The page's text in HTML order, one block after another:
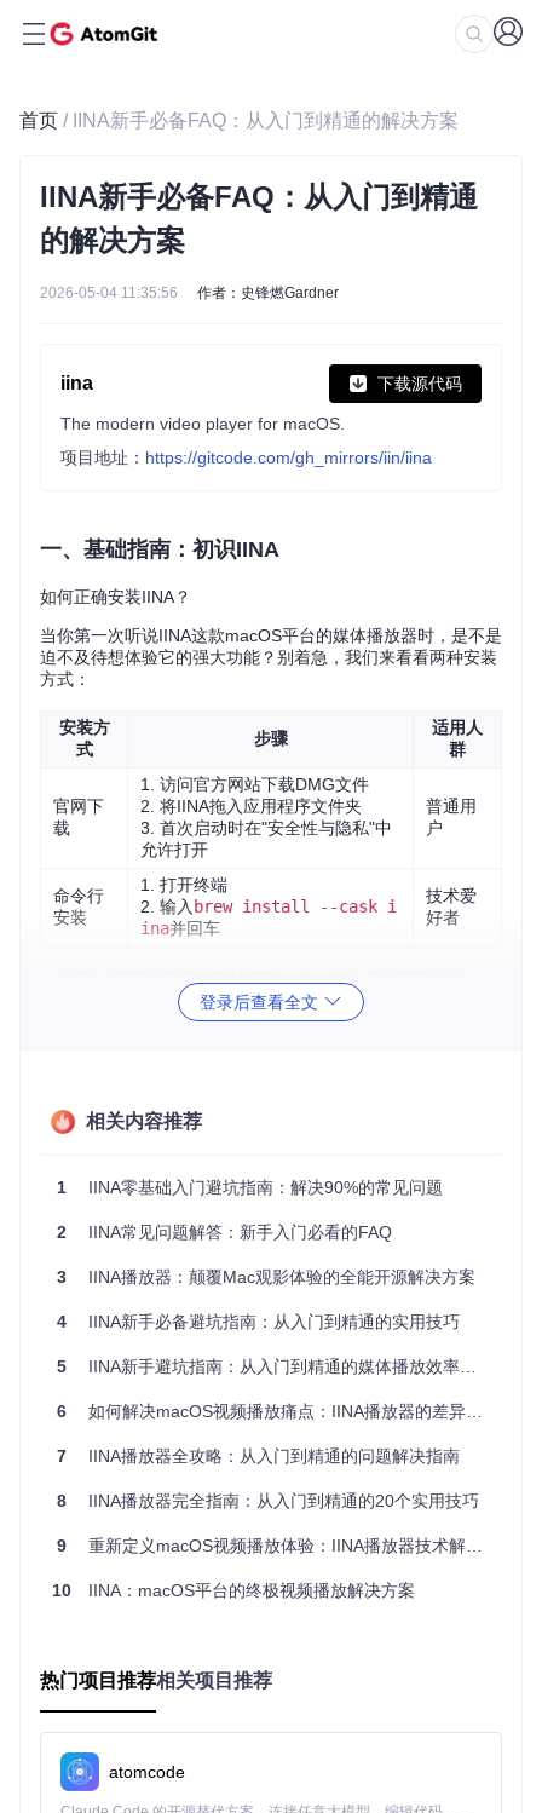
首页 / IINA新手必备FAQ：从入门到精通的解决方案
IINA新手必备FAQ：从入门到精通
的解决方案
2026-05-04 11:35:56 作者：史锋燃Gardner
iina 下载源代码
The modern video player for macOS.
项目地址： https://gitcode.com/gh_mirrors/iin/iina
一、基础指南：初识IINA
如何正确安装IINA？
当你第一次听说IINA这款macOS平台的媒体播放器时，是不是
迫不及待想体验它的强大功能？别着急，我们来看看两种安装
方式：
安装方
式
步骤
适用人
群
官网下
载
1. 访问官方网站下载DMG文件
2. 将IINA拖入应用程序文件夹
3. 首次启动时在"安全性与隐私"中
允许打开
普通用
户
命令行
安装
1. 打开终端
2. 输入 brew install --cask i
ina并回车
技术爱
好者
⚠️ 注意：不要从第三方网站下载IINA，以免安装恶意软件。
IINA支持哪些视频格式？
MKV,
AVI,
FLV等。
对于一些特殊格式，你可能需要安装额外的解码器。
为你默认的媒体播放器。
二、核心功能：掌握IINA的精髓
想象一下，你正在观看教学视频，同时又想做笔记。画中画模
式就能帮你实现这个需求！
快进和
后退按钮可以帮助你精确控制视频进度。
进阶技巧：你可以在画中画模式下使用快捷键控制播放，无需
切换窗口。
登录后查看全文
相关内容推荐
1 IINA零基础入门避坑指南：解决90%的常见问题
2 IINA常见问题解答：新手入门必看的FAQ
3 IINA播放器：颠覆Mac观影体验的全能开源解决方案
4 IINA新手必备避坑指南：从入门到精通的实用技巧
5 IINA新手避坑指南：从入门到精通的媒体播放效率提升手册
6 如何解决macOS视频播放痛点：IINA播放器的差异化解决方案
7 IINA播放器全攻略：从入门到精通的问题解决指南
8 IINA播放器完全指南：从入门到精通的20个实用技巧
9 重新定义macOS视频播放体验：IINA播放器技术解析与实践指南
10 IINA：macOS平台的终极视频播放解决方案
热门项目推荐相关项目推荐
atomcode